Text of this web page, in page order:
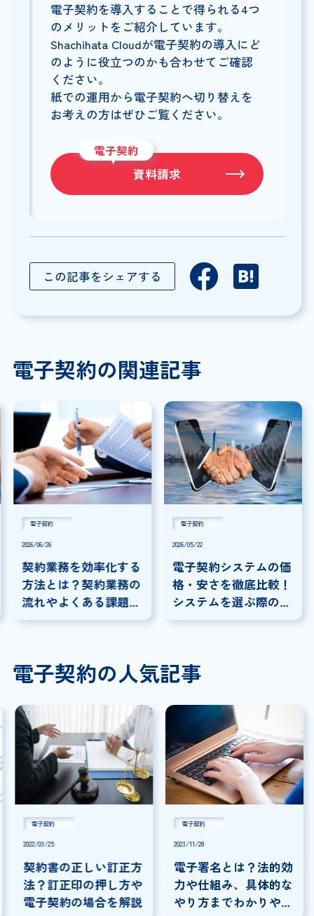
電子契約を導入することで得られる4つ
のメリットをご紹介しています。
Shachihata Cloudが電子契約の導入にど
のように役立つのかも合わせてご確認
ください。
紙での運用から電子契約へ切り替えを
お考えの方はぜひご覧ください。
電子契約
資料請求
この記事をシェアする
電子契約の関連記事
電子契約
2026/06/26
契約業務を効率化する
方法とは？契約業務の
流れやよくある課題に
ついて解説
電子契約
2026/05/22
電子契約システムの価
格・安さを徹底比較！
システムを選ぶ際の注
意点を解説
電子契約の人気記事
電子契約
2022/03/25
契約書の正しい訂正方
法？訂正印の押し方や
電子契約の場合を解説
電子契約
2023/11/28
電子署名とは？法的効
力や仕組み、具体的な
やり方までわかりやす